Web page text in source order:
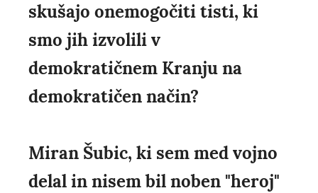
skušajo onemogočiti tisti, ki
smo jih izvolili v
demokratičnem Kranju na
demokratičen način?
Miran Šubic, ki sem med vojno
delal in nisem bil noben "heroj"